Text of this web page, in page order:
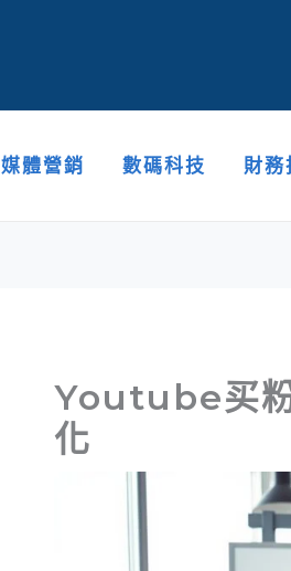
媒體營銷 數碼科技 財務
Youtube买粉
化